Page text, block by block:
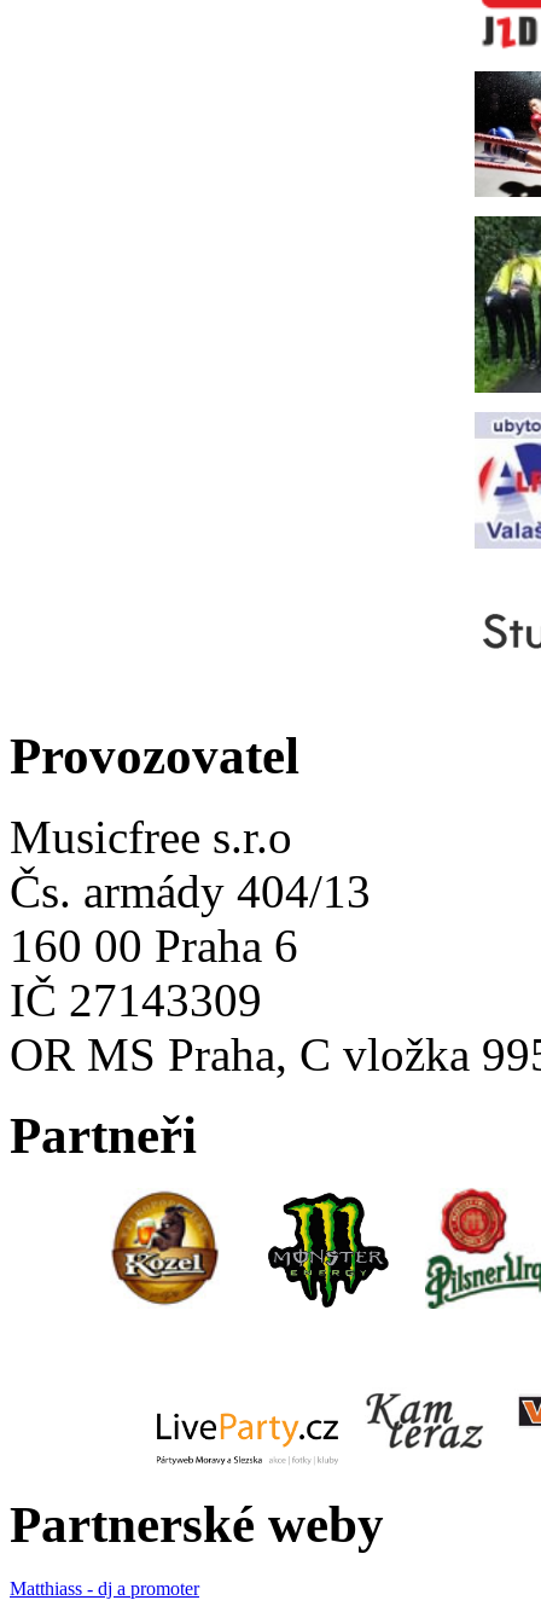
Provozovatel
Musicfree s.r.o
Čs. armády 404/13
160 00 Praha 6
IČ 27143309
OR MS Praha, C vložka
Partneři
Partnerské weby
Matthiass - dj a promoter